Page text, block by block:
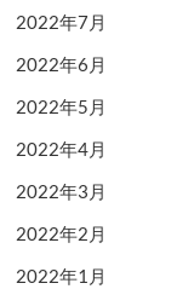
2022年7月
2022年6月
2022年5月
2022年4月
2022年3月
2022年2月
2022年1月